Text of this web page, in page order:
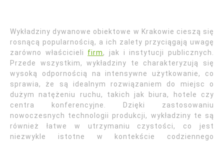
Wykładziny dywanowe obiektowe w Krakowie cieszą się
rosnącą popularnością, a ich zalety przyciągają uwagę
zarówno właścicieli firm, jak i instytucji publicznych.
Przede wszystkim, wykładziny te charakteryzują się
wysoką odpornością na intensywne użytkowanie, co
sprawia, że są idealnym rozwiązaniem do miejsc o
dużym natężeniu ruchu, takich jak biura, hotele czy
centra konferencyjne. Dzięki zastosowaniu
nowoczesnych technologii produkcji, wykładziny te są
również łatwe w utrzymaniu czystości, co jest
niezwykle istotne w kontekście codziennego